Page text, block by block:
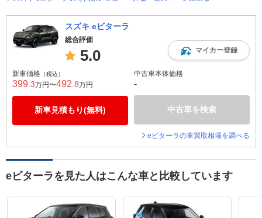
スズキ eビターラ
総合評価
5.0 マイカー登録
新車価格 （税込）
399 .3万円〜492 .8万円
新車見積もり(無料)
中古車本体価格
-
中古車を検索
eビターラの車買取相場を調べる
eビターラを見た人はこんな車と比較しています